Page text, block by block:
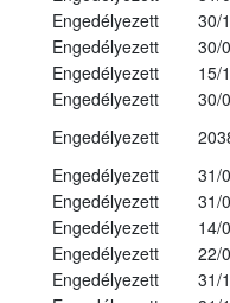
Engedélyezett
30/
Engedélyezett
30/
Engedélyezett
15/
Engedélyezett
30/
Engedélyezett
Engedélyezett
31/
Engedélyezett
31/
Engedélyezett
14/
Engedélyezett
22/
Engedélyezett
31/